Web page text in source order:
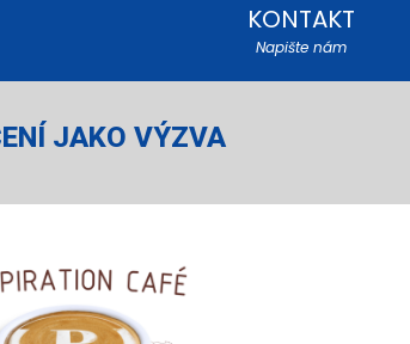
KONTAKT
Napište nám
JAKO VÝZVA